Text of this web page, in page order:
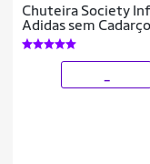
Chuteira Society
Adidas sem
Predator League